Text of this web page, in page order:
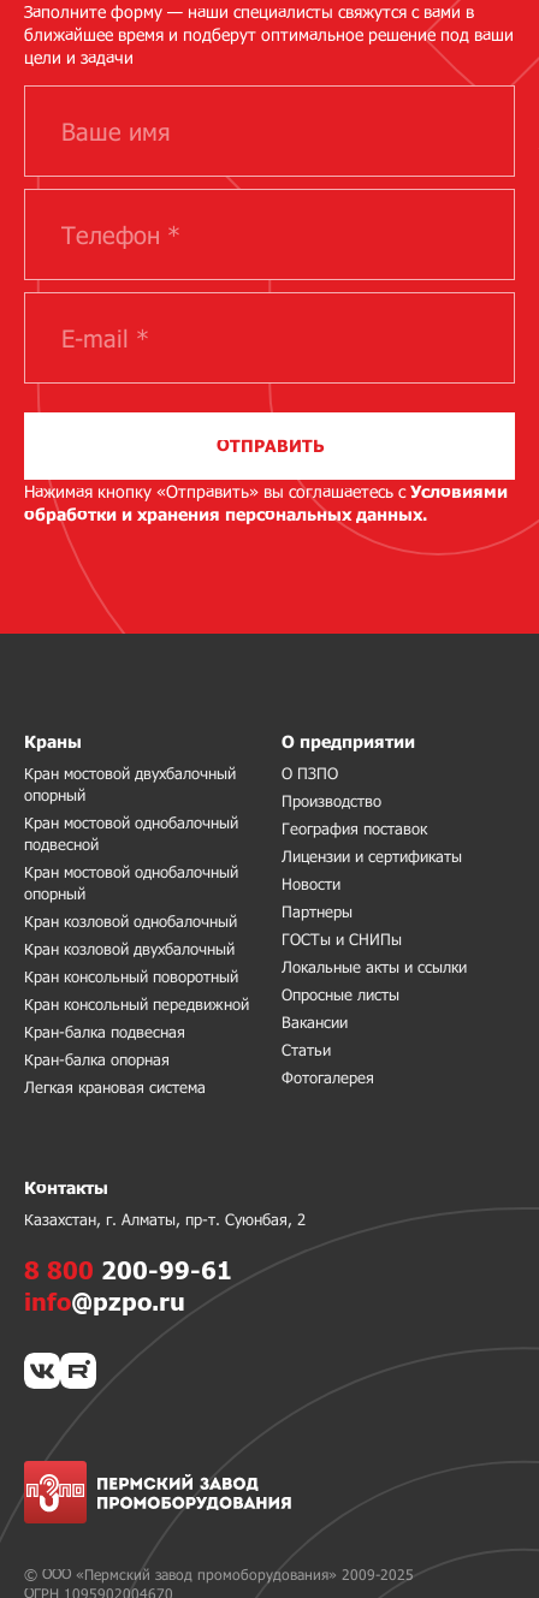
Заполните форму — наши специалисты свяжутся с вами в
ближайшее время и подберут оптимальное решение под ваши
цели и задачи
ОТПРАВИТЬ
Нажимая кнопку «Отправить» вы соглашаетесь сУсловиями
обработки и хранения персональных данных.
© ООО «Пермский завод промоборудования» 2009-2025
ОГРН 1095902004670
Краны
Кран мостовой двухбалочный
опорный
Кран мостовой однобалочный
подвесной
Кран мостовой однобалочный
опорный
Кран козловой однобалочный
Кран козловой двухбалочный
Кран консольный поворотный
Кран консольный передвижной
Кран-балка подвесная
Кран-балка опорная
Легкая крановая система
О предприятии
О ПЗПО
Производство
География поставок
Лицензии и сертификаты
Новости
Партнеры
ГОСТы и СНИПы
Локальные акты и ссылки
Опросные листы
Вакансии
Статьи
Фотогалерея
Контакты
Казахстан, г. Алматы, пр-т. Суюнбая, 2
8 800 200-99-61
info@pzpo.ru